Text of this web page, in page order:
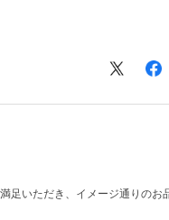
足いただき、イメージ通りの